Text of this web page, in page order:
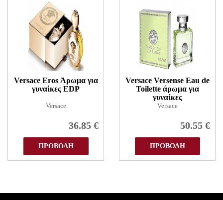
Versace Eros Άρωμα για
γυναίκες EDP
Versace
36.85 €
ΠΡΟΒΟΛΗ
Versace Versense Eau de
Toilette άρωμα για
γυναίκες
Versace
50.55 €
ΠΡΟΒΟΛΗ